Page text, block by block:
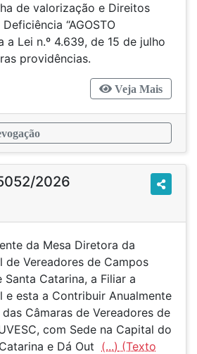
de valorização e Direitos
“AGOSTO
a Lei n.º 4.639, de 15 de julho
providências.
Veja Mais
2026
da Mesa Diretora da
de Vereadores de Campos
Catarina, a Filiar a
e esta a Contribuir Anualmente
Câmaras de Vereadores de
com Sede na Capital do
e Dá Out (...)